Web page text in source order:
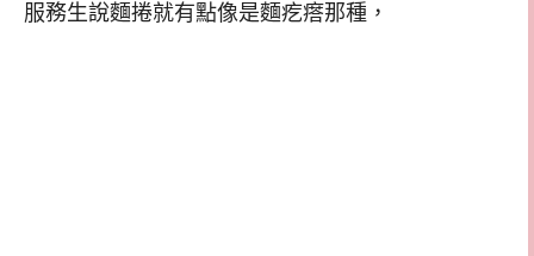
服務生說麵捲就有點像是麵疙瘩那種，